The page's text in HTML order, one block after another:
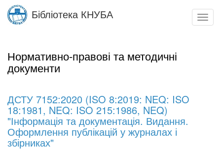
Skip
main
Бібліотека КНУБА
Нормативно-правові та методичні
документи
ДСТУ 7152:2020 (ISO 8:2019: NEQ: ISO
18:1981, NEQ: ISO 215:1986, NEQ)
"Інформація та документація. Видання.
Оформлення публікацій у журналах і
збірниках"